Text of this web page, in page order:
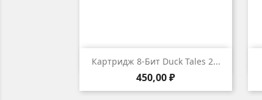
Картридж 8-Бит Duck Tales 2...
Цена
450,00 ₽
 Быстрый просмотр